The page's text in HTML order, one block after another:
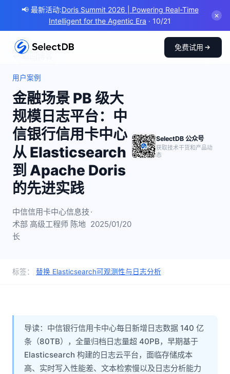
📢 最新活动:Doris Summit 2026 | Powering Real-Time
Intelligent for the Agentic Era · 10/21
✕
免费试用
← 返回博客
用户案例
金融场景 PB 级大
规模日志平台：中
信银行信用卡中心
从 Elasticsearch
到 Apache Doris
的先进实践
中信信用卡中心信息技
术部 高级工程师 陈地
长
·
2025/01/20
SelectDB 公众号
获取技术干货和产品动
态
标签： 替换 Elasticsearch可观测性与日志分析
导读：中信银行信用卡中心每日新增日志数据 140 亿
条（80TB），全量归档日志量超 40PB，早期基于
Elasticsearch 构建的日志云平台，面临存储成本
高、实时写入性能差、文本检索慢以及日志分析能力